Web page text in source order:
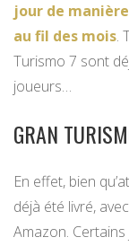
jour de
au fil des mois.
Turismo 7 sont
joueurs…
GRAN
En effet, bien
déjà été livré,
Amazon.